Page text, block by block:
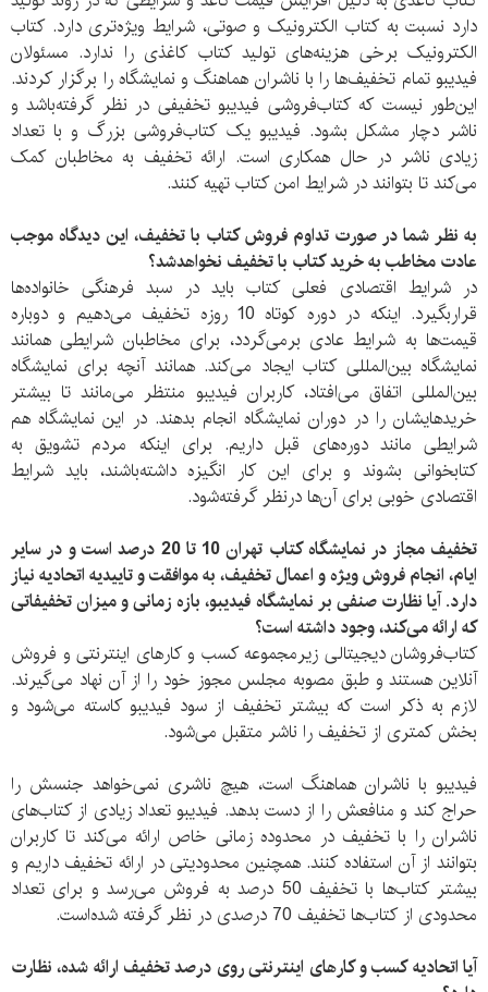
دارد نسبت به کتاب الکترونیک و صوتی، شرایط ویژه‌تری دارد. کتاب
الکترونیک برخی هزینه‌های تولید کتاب کاغذی را ندارد. مسئولان
فیدیبو تمام تخفیف‌ها را با ناشران هماهنگ و نمایشگاه را برگزار کردند.
این‌طور نیست که کتاب‌فروشی فیدیبو تخفیفی در نظر گرفته‌باشد و
ناشر دچار مشکل بشود. فیدیبو یک کتاب‌فروشی بزرگ و با تعداد
زیادی ناشر در حال همکاری است. ارائه تخفیف به مخاطبان کمک
می‌کند تا بتوانند در شرایط امن کتاب تهیه کنند.
به نظر شما در صورت تداوم فروش کتاب با تخفیف، این دیدگاه موجب
عادت مخاطب به خرید کتاب با تخفیف نخواهدشد؟
در شرایط اقتصادی فعلی کتاب باید در سبد فرهنگی خانواده‌ها
قراربگیرد. اینکه در دوره کوتاه 10 روزه تخفیف می‌دهیم و دوباره
قیمت‌ها به شرایط عادی برمی‌گردد، برای مخاطبان شرایطی همانند
نمایشگاه بین‌المللی کتاب ایجاد می‌کند. همانند آنچه برای نمایشگاه
بین‌المللی اتفاق می‌افتاد، کاربران فیدیبو منتظر می‌مانند تا بیشتر
خریدهایشان را در دوران نمایشگاه انجام بدهند. در این نمایشگاه هم
شرایطی مانند دوره‌های قبل داریم. برای اینکه مردم تشویق به
کتابخوانی بشوند و برای این کار انگیزه داشته‌باشند، باید شرایط
اقتصادی خوبی برای آن‌ها درنظر گرفته‌شود.
تخفیف مجاز در نمایشگاه کتاب تهران 10 تا 20 درصد است و در سایر
ایام، انجام فروش ویژه و اعمال تخفیف، به موافقت و تاییدیه اتحادیه نیاز
دارد. آیا نظارت صنفی بر نمایشگاه فیدیبو، بازه زمانی و میزان تخفیفاتی
که ارائه می‌کند، وجود داشته است؟
کتاب‌فروشان دیجیتالی زیرمجموعه کسب و کارهای اینترنتی و فروش
آنلاین هستند و طبق مصوبه مجلس مجوز خود را از آن نهاد می‌گیرند.
لازم به ذکر است که بیشتر تخفیف از سود فیدیبو کاسته می‌شود و
بخش کمتری از تخفیف را ناشر متقبل می‌شود.
فیدیبو با ناشران هماهنگ است، هیچ ناشری نمی‌خواهد جنسش را
حراج کند و منافعش را از دست بدهد. فیدیبو تعداد زیادی از کتاب‌های
ناشران را با تخفیف در محدوده زمانی خاص ارائه می‌کند تا کاربران
بتوانند از آن استفاده کنند. همچنین محدودیتی در ارائه تخفیف داریم و
بیشتر کتاب‌ها با تخفیف 50 درصد به فروش می‌رسد و برای تعداد
محدودی از کتاب‌ها تخفیف 70 درصدی در نظر گرفته شده‌است.
آیا اتحادیه کسب و کارهای اینترنتی روی درصد تخفیف ارائه شده، نظارت